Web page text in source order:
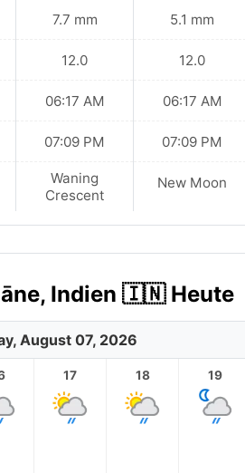
7.7 mm
12.0
06:17 AM
07:09 PM
Waning
Crescent
5.1 mm
12.0
06:17 AM
07:09 PM
New Moon
Indien 🇮🇳 Heute
August 07, 2026
17 18 19